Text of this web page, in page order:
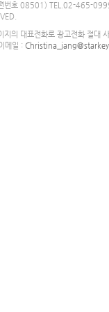
편번호 08501) TEL.02-465-
의 대표전화로 광고전화 절대
메일 :